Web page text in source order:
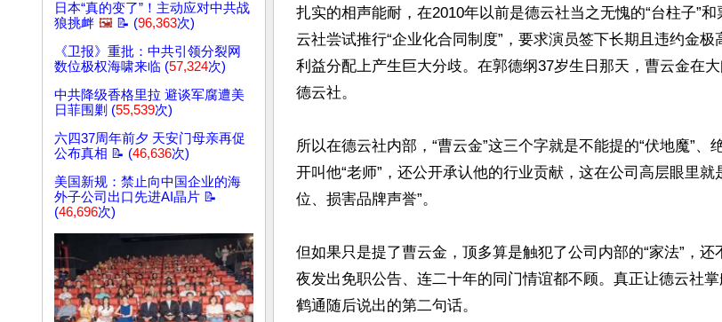
日本“真的变了”！主动应对中共战
狼挑衅 🖼️ 📝 (96,363次)
《卫报》重批：中共引领分裂网
数位极权海啸来临 (57,324次)
中共降级香格里拉 避谈军腐遭美
日菲围剿 (55,539次)
六四37周年前夕 天安门母亲再促
公布真相 📝 (46,636次)
美国新规：禁止向中国企业的海
外子公司出口先进AI晶片 📝
(46,696次)
扎实的相声能耐，在2010年以前是德云社当之无愧的“台柱子”
云社尝试推行“企业化合同制度”，要求演员签下长期且违约金
利益分配上产生巨大分歧。在郭德纲37岁生日那天，曹云金在
德云社。
所以在德云社内部，“曹云金”这三个字就是不能提的“伏地魔”、
开叫他“老师”，还公开承认他的行业贡献，这在公司高层眼里就
位、损害品牌声誉”。
但如果只是提了曹云金，顶多算是触犯了公司内部的“家法”，
夜发出免职公告、连二十年的同门情谊都不顾。真正让德云社
鹤通随后说出的第二句话。